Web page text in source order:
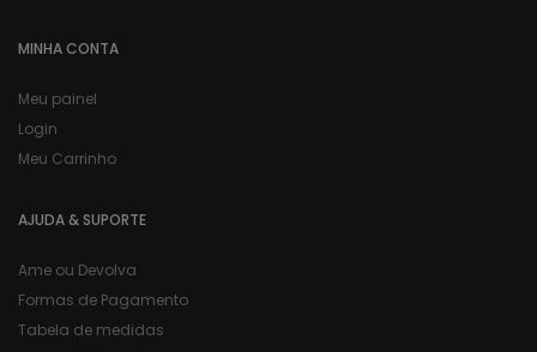
MINHA CONTA
Meu painel
Login
Meu Carrinho
AJUDA & SUPORTE
Ame ou Devolva
Formas de Pagamento
Tabela de medidas